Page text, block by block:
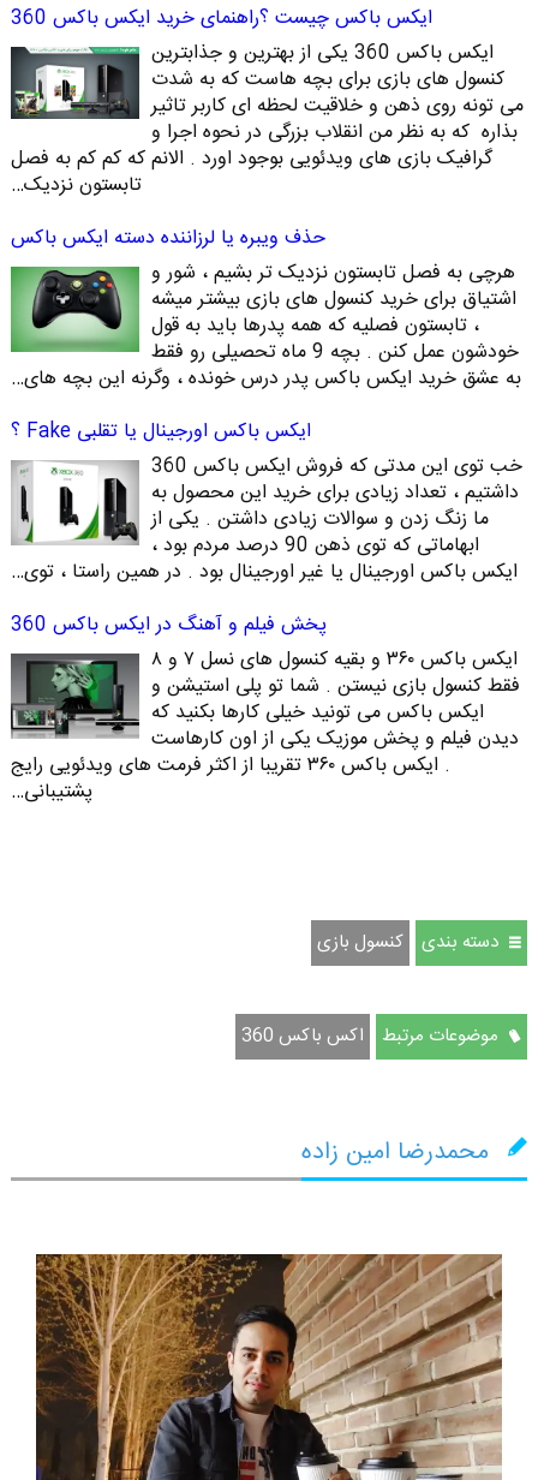
ایکس باکس چیست ؟راهنمای خرید ایکس باکس 360
ایکس باکس 360 یکی از بهترین و جذابترین
کنسول های بازی برای بچه هاست که به شدت
می تونه روی ذهن و خلاقیت لحظه ای کاربر تاثیر
بذاره که به نظر من انقلاب بزرگی در نحوه اجرا و
گرافیک بازی های ویدئویی بوجود اورد . الانم که کم کم به فصل
تابستون نزدیک…
حذف ویبره یا لرزاننده دسته ایکس باکس
هرچی به فصل تابستون نزدیک تر بشیم ، شور و
اشتیاق برای خرید کنسول های بازی بیشتر میشه
، تابستون فصلیه که همه پدرها باید به قول
خودشون عمل کنن . بچه 9 ماه تحصیلی رو فقط
به عشق خرید ایکس باکس پدر درس خونده ، وگرنه این بچه های…
ایکس باکس اورجینال یا تقلبی Fake ؟
خب توی این مدتی که فروش ایکس باکس 360
داشتیم ، تعداد زیادی برای خرید این محصول به
ما زنگ زدن و سوالات زیادی داشتن . یکی از
ابهاماتی که توی ذهن 90 درصد مردم بود ،
ایکس باکس اورجینال یا غیر اورجینال بود . در همین راستا ، توی…
پخش فیلم و آهنگ در ایکس باکس 360
ایکس باکس ۳۶۰ و بقیه کنسول های نسل ۷ و ۸
فقط کنسول بازی نیستن . شما تو پلی استیشن و
ایکس باکس می تونید خیلی کارها بکنید که
دیدن فیلم و پخش موزیک یکی از اون کارهاست
. ایکس باکس ۳۶۰ تقریبا از اکثر فرمت های ویدئویی رایج
پشتیبانی…
دسته بندی کنسول بازی
موضوعات مرتبط اکس باکس 360
محمدرضا امین زاده